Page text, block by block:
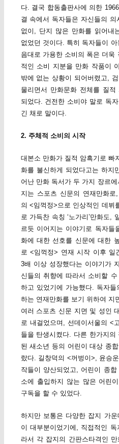
다. 결국 합동출판사에 의한
결 속에서 독자들은 자신들의 의
없이, 단지 많은 만화를 읽어내
없었던 것이다. 특히 독자들이
음대로 가용한 소비의 폭은 더욱
적인 소비 지분을 만화 작품이
밖에 없는 상황이 되어버렸고,
물리면서 만화문화 전체를 질
되었다. 건전한 소비야 말로 독
긴 채로 말이다.
2. 주체적 소비의 시작
대본소 만화가 질적 암흑기로 빠
화를 불신하게 되었다고는 하지
어난 만화 독서가 두 가지 장르
지는 스포츠 신문의 연재만화로
의 <임꺽정>으로 인상적인 데뷔
로 가득찬 속칭 ‘노가리’만화도,
르듯 이어지는 이야기로 독자들
화에 대한 선호를 신문에 대한
로 <임꺽정> 연재 시작 이후 일
3배 이상 성장했다는 이야기가
신들의 취향에 따라서 소비할
하고 있었기에 가능했다. 독자
하는 연재만화를 보기 위하여 지
여러 스포츠 신문 지면 및 성인
로 내걸었으며, 선데이서울의 <
들을 탄생시켰다. 다른 한가지
된 새소년 등의 어린이 대상 종
랐다. 길창덕의 <꺼벙이>, 윤승
작들이 양산되었고, 어린이 종
소에 출입하지 않는 많은 어린
구독을 할 수 있었다.
하지만 보통은 다양한 잡지 가
이 대부분이었기에, 직접적인
라서 각 잡지의 간판스타격인